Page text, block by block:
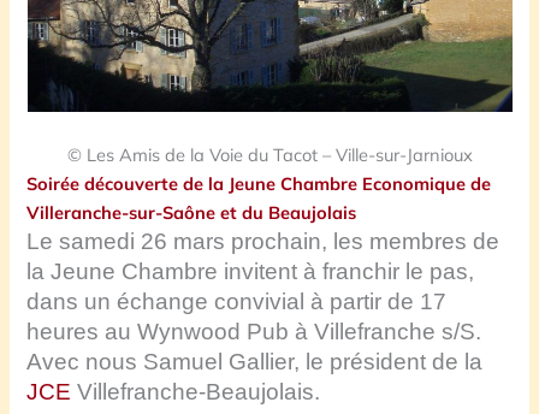
© Les Amis de la Voie du Tacot – Ville-sur-Jarnioux
Soirée découverte de la Jeune Chambre Economique de
Villeranche-sur-Saône et du Beaujolais
Le samedi 26 mars prochain, les membres de
la Jeune Chambre invitent à franchir le pas,
dans un échange convivial à partir de 17
heures au Wynwood Pub à Villefranche s/S.
Avec nous Samuel Gallier, le président de la
JCE Villefranche-Beaujolais.